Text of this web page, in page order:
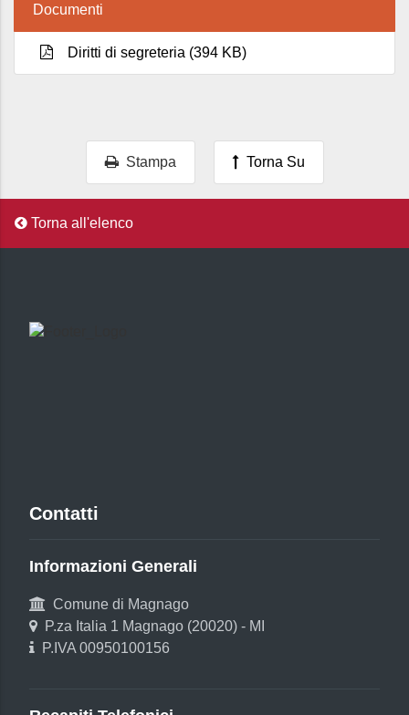
Documenti
Diritti di segreteria (394 KB)
Stampa Torna Su
Torna all'elenco
Contatti
Informazioni Generali
Comune di Magnago
P.za Italia 1 Magnago (20020) - MI
P.IVA 00950100156